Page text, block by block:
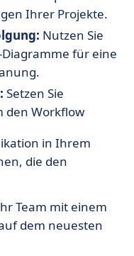
Ihrer Projekte.
Nutzen Sie
für eine
Setzen Sie
den Workflow
in Ihrem
die den
Team mit einem
dem neuesten